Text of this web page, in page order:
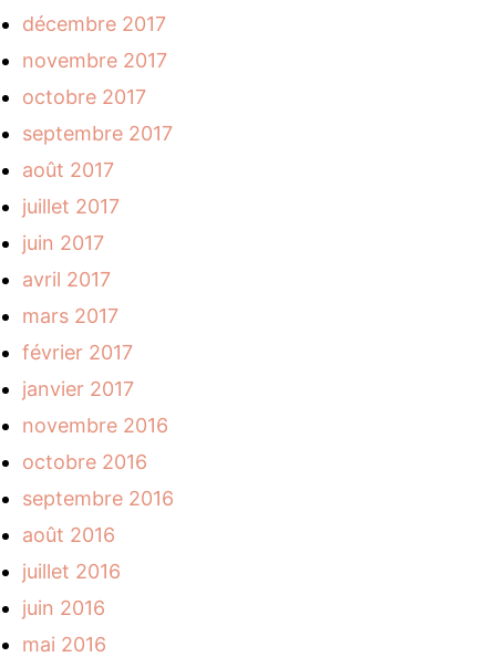
décembre 2017
novembre 2017
octobre 2017
septembre 2017
août 2017
juillet 2017
juin 2017
avril 2017
mars 2017
février 2017
janvier 2017
novembre 2016
octobre 2016
septembre 2016
août 2016
juillet 2016
juin 2016
mai 2016